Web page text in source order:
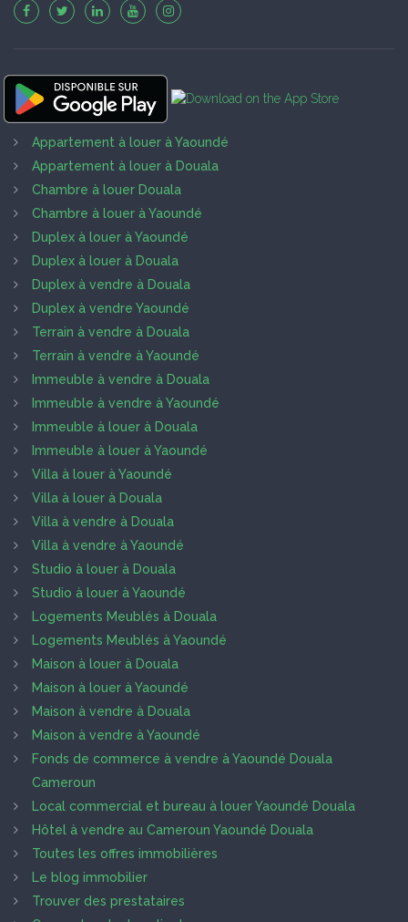
Appartement à louer à Yaoundé
Appartement à louer à Douala
Chambre à louer Douala
Chambre à louer à Yaoundé
Duplex à louer à Yaoundé
Duplex à louer à Douala
Duplex à vendre à Douala
Duplex à vendre Yaoundé
Terrain à vendre à Douala
Terrain à vendre à Yaoundé
Immeuble à vendre à Douala
Immeuble à vendre à Yaoundé
Immeuble à louer à Douala
Immeuble à louer à Yaoundé
Villa à louer à Yaoundé
Villa à louer à Douala
Villa à vendre à Douala
Villa à vendre à Yaoundé
Studio à louer à Douala
Studio à louer à Yaoundé
Logements Meublés à Douala
Logements Meublés à Yaoundé
Maison à louer à Douala
Maison à louer à Yaoundé
Maison à vendre à Douala
Maison à vendre à Yaoundé
Fonds de commerce à vendre à Yaoundé Douala
Cameroun
Local commercial et bureau à louer Yaoundé Douala
Hôtel à vendre au Cameroun Yaoundé Douala
Toutes les offres immobilières
Le blog immobilier
Trouver des prestataires